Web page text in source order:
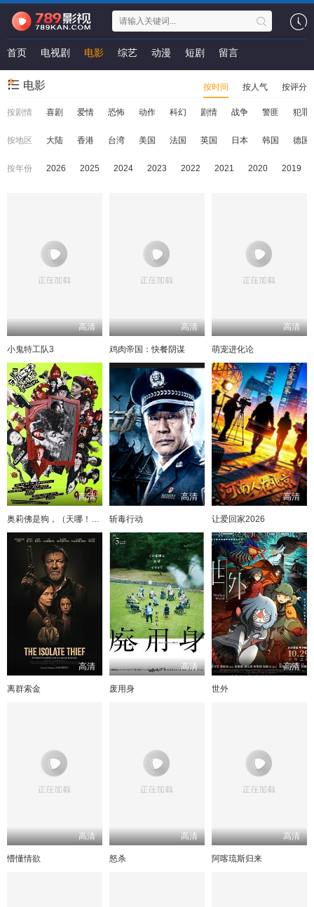
首页 电视剧 电影 综艺 动漫 短剧 留言
电影 按时间 按人气 按评分
按剧情 喜剧 爱情 恐怖 动作 科幻 剧情 战争 警匪 犯罪
按地区 大陆 香港 台湾 美国 法国 英国 日本 韩国 德国
按年份 2026 2025 2024 2023 2022 2021 2020 2019
高清
小鬼特工队3
高清
鸡肉帝国：快餐阴谋
高清
萌宠进化论
高清
奥莉佛是狗，（天哪！！）这家伙电影版
高清
斩毒行动
高清
让爱回家2026
高清
离群索金
高清
废用身
高清
世外
高清
懵懂情欲
高清
怒杀
高清
阿喀琉斯归来